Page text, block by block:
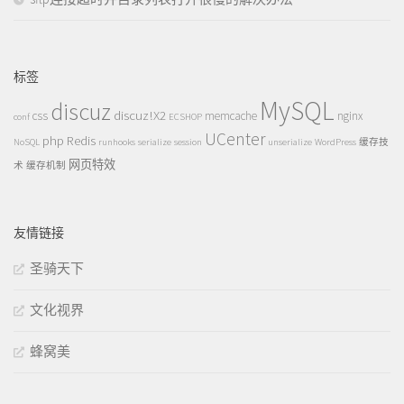
标签
conf css discuz discuz!X2 ECSHOP memcache MySQL nginx
NoSQL php Redis runhooks serialize session UCenter unserialize WordPress 缓存技
术 缓存机制 网页特效
友情链接
圣骑天下
文化视界
蜂窝美